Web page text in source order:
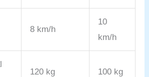
8 km/h
10
km/h
120 kg 100 kg